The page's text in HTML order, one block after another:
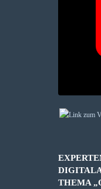
THEMA